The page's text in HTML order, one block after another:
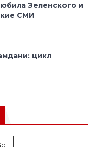
Зеленского и
СМИ
цикл